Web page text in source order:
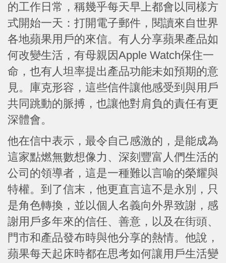
的工作日常，稱幾乎每天早上都會以同樣方
式開始一天：打開電子郵件，閱讀來自世界
各地蘋果用戶的來信。有人分享蘋果產品如
何改變生活，有母親因Apple Watch保住一
命，也有人坦率提出產品功能未如預期的意
見。庫克形容，這些信件讓他感受到與用戶
共同跳動的脈搏，也讓他對肩負的責任有更
深體會。
他在信中表示，最令自己感激的，是能成為
這家點燃無數想像力、深刻豐富人們生活的
公司的領導者，這是一種難以言喻的榮耀與
特權。到了信末，他更直言這不是永別，只
是角色轉換，並以個人名義向外界致謝，感
謝用戶多年來的信任、善意，以及在街頭、
門市和產品發布時與他分享的熱情。他說，
蘋果每天起床時都在思考如何讓用戶生活變